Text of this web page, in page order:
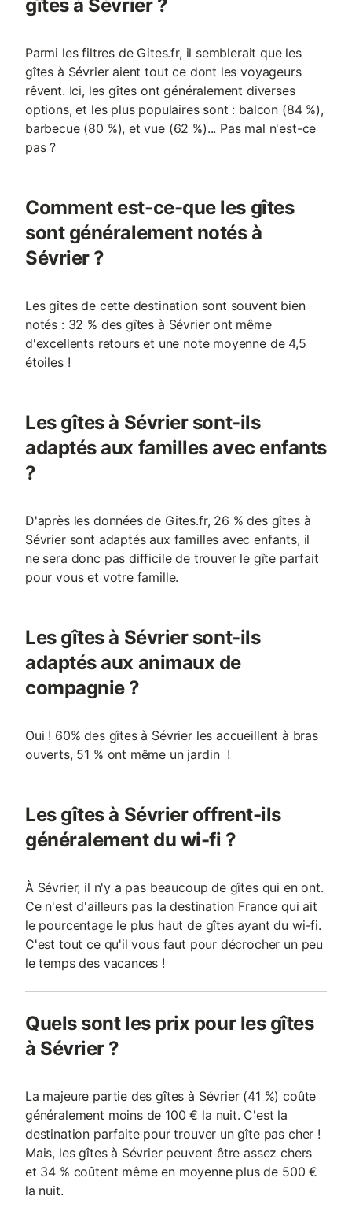
d’Annecy, située à 3 kilomètres. + Les plages de Sévrie
gîtes à Sévrier ?
Parmi les filtres de Gites.fr, il semblerait que les
gîtes à Sévrier aient tout ce dont les voyageurs
rêvent. Ici, les gîtes ont généralement diverses
options, et les plus populaires sont : balcon (84 %),
barbecue (80 %), et vue (62 %)... Pas mal n'est-ce
pas ?
Comment est-ce-que les gîtes
sont généralement notés à
Sévrier ?
Les gîtes de cette destination sont souvent bien
notés : 32 % des gîtes à Sévrier ont même
d'excellents retours et une note moyenne de 4,5
étoiles !
Les gîtes à Sévrier sont-ils
adaptés aux familles avec enfants
?
D'après les données de Gites.fr, 26 % des gîtes à
Sévrier sont adaptés aux familles avec enfants, il
ne sera donc pas difficile de trouver le gîte parfait
pour vous et votre famille.
Les gîtes à Sévrier sont-ils
adaptés aux animaux de
compagnie ?
Oui ! 60% des gîtes à Sévrier les accueillent à bras
ouverts, 51 % ont même un jardin !
Les gîtes à Sévrier offrent-ils
généralement du wi-fi ?
À Sévrier, il n'y a pas beaucoup de gîtes qui en ont.
Ce n'est d'ailleurs pas la destination France qui ait
le pourcentage le plus haut de gîtes ayant du wi-fi.
C'est tout ce qu'il vous faut pour décrocher un peu
le temps des vacances !
Quels sont les prix pour les gîtes
à Sévrier ?
La majeure partie des gîtes à Sévrier (41 %) coûte
généralement moins de 100 € la nuit. C'est la
destination parfaite pour trouver un gîte pas cher !
Mais, les gîtes à Sévrier peuvent être assez chers
et 34 % coûtent même en moyenne plus de 500 €
la nuit.